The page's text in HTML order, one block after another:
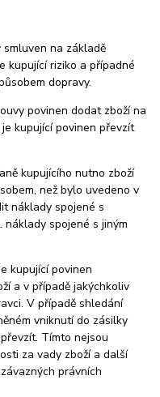
na základě
kupující riziko a případné
dopravy.
povinen dodat zboží na
kupující povinen převzít
kupujícího nutno zboží
než bylo uvedeno v
náklady spojené s
náklady spojené s jiným
kupující povinen
a v případě jakýchkoliv
V případě shledání
vniknutí do zásilky
Tímto nejsou
za vady zboží a další
právních